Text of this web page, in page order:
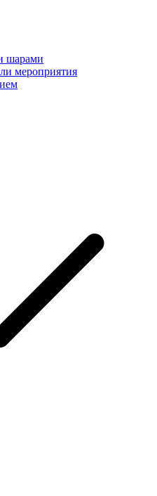
шарами
мероприятия